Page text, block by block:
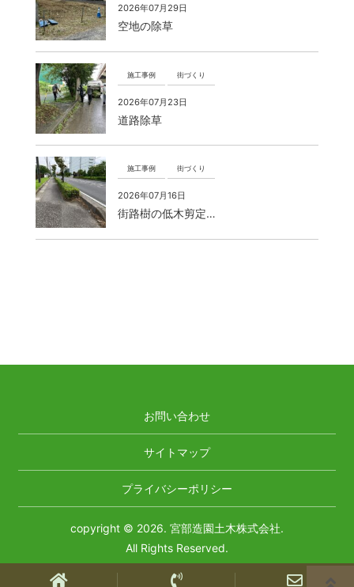
2026年07月29日
空地の除草
施工事例 街づくり
2026年07月23日
道路除草
施工事例 街づくり
2026年07月16日
街路樹の低木剪定…
お問い合わせ
サイトマップ
プライバシーポリシー
copyright © 2026. 宮部造園土木株式会社.
All Rights Reserved.